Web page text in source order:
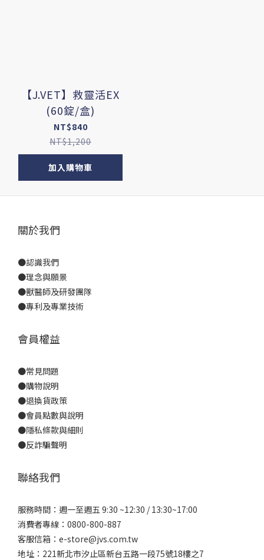
【J.VET】救靈活EX
(60錠/盒)
NT$840
NT$1,200
加入購物車
關於我們
●認識我們
●理念與願景
●獸醫師及研發團隊
●專利及專業技術
會員權益
●常見問題
●購物說明
●退換貨政策
●會員點數與說明
●隱私條款與細則
●反詐騙聲明
聯絡我們
服務時間：週一至週五 9:30 ~12:30 / 13:30~17:00
消費者專線：0800-800-887
客服信箱：e-store@jvs.com.tw
地址：221新北市汐止區新台五路一段75號18樓之7